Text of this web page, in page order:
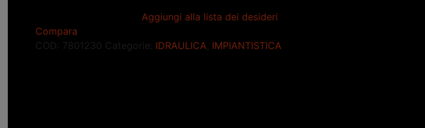
Aggiungi alla lista dei desideri
Compara
COD: 7801230 Categorie: IDRAULICA IMPIANTISTICA